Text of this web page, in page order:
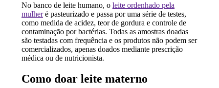
No banco de leite humano, o leite ordenhado pela
mulheré pasteurizado e passa por uma série de testes,
como medida de acidez, teor de gordura e controle de
contaminação por bactérias. Todas as amostras doadas
são testadas com frequência e os produtos não podem ser
comercializados, apenas doados mediante prescrição
médica ou de nutricionista.
Como doar leite materno